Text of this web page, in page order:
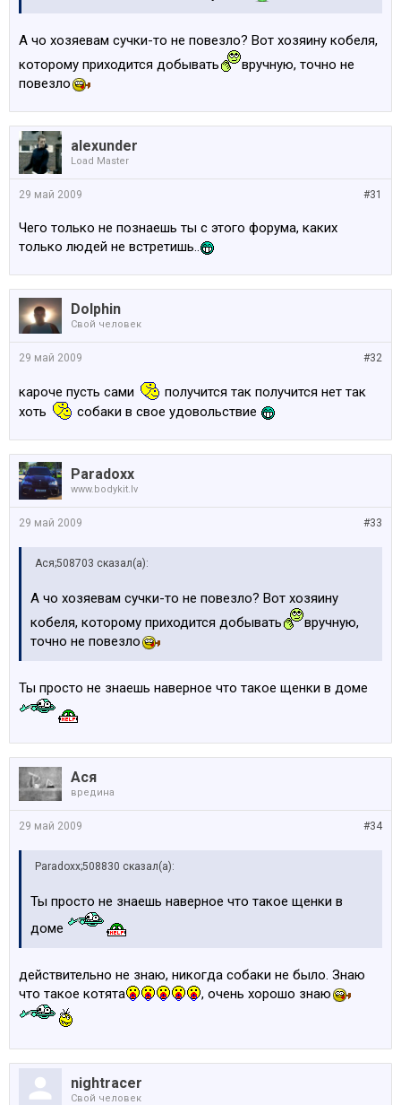
А чо хозяевам сучки-то не повезло? Вот хозяину кобеля,
которому приходится добывать
вручную, точно не
повезло
alexunder
Load Master
#31
29 май 2009
Чего только не познаешь ты с этого форума, каких
только людей не встретишь..
Dolphin
Свой человек
#32
29 май 2009
кароче пусть сами
получится так получится нет так
хоть
собаки в свое удовольствие
Paradoxx
www.bodykit.lv
#33
29 май 2009
Ася;508703 сказал(а):
А чо хозяевам сучки-то не повезло? Вот хозяину
кобеля, которому приходится добывать
вручную,
точно не повезло
Ты просто не знаешь наверное что такое щенки в доме
Ася
вредина
#34
29 май 2009
Paradoxx;508830 сказал(а):
Ты просто не знаешь наверное что такое щенки в
доме
действительно не знаю, никогда собаки не было. Знаю
что такое котята
, очень хорошо знаю
nightracer
Свой человек